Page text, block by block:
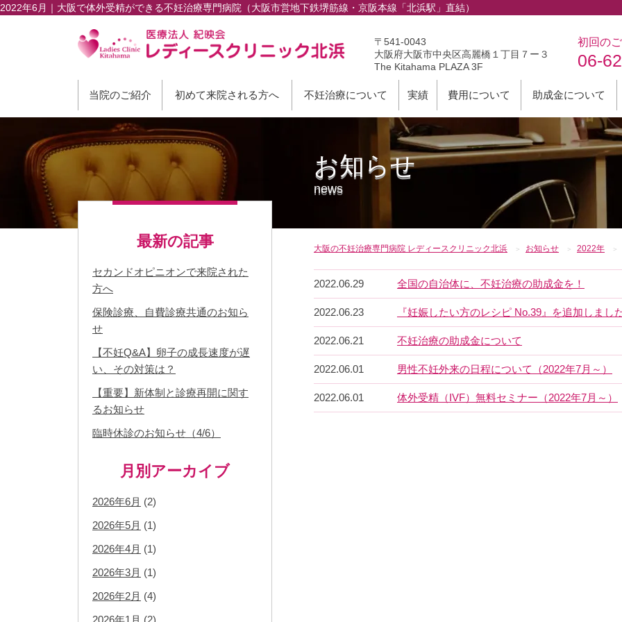
2022年6月｜大阪で体外受精ができる不妊治療専門病院（大阪市営地下鉄堺筋線・京阪本線「北浜駅」直結）
〒541-0043
大阪府大阪市中央区高麗橋１丁目７ー３
The Kitahama PLAZA 3F
初回の
06-
当院のご紹介 初めて来院される方へ 不妊治療について 実績 費用について 助成金について
お知らせ
news
大阪の不妊治療専門病院 レディースクリニック北浜 お知らせ 2022年
2022.06.29 全国の自治体に、不妊治療の助成金を！
2022.06.23 『妊娠したい方のレシピ No.39』を追加しまし
2022.06.21 不妊治療の助成金について
2022.06.01 男性不妊外来の日程について（2022年7月～）
2022.06.01 体外受精（IVF）無料セミナー（2022年7月～）
最新の記事
セカンドオピニオンで来院された
方へ
保険診療、自費診療共通のお知ら
せ
【不妊Q&A】卵子の成長速度が遅
い、その対策は？
【重要】新体制と診療再開に関す
るお知らせ
臨時休診のお知らせ（4/6）
月別アーカイブ
2026年6月 (2)
2026年5月 (1)
2026年4月 (1)
2026年3月 (1)
2026年2月 (4)
2026年1月 (2)